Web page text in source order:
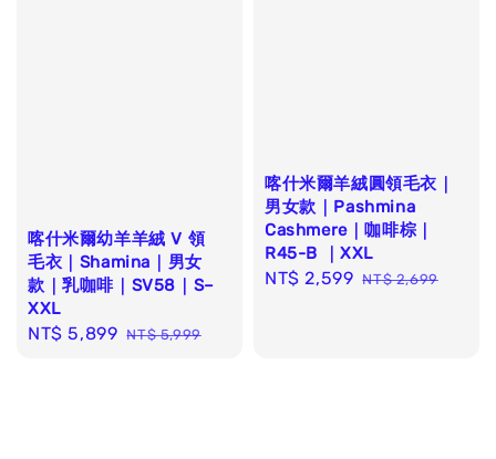
喀什米爾幼羊羊絨 V 領
毛衣｜Shamina｜男女
款｜乳咖啡｜SV58｜S–
XXL
Sale
NT$ 5,899 Regular
NT$ 5,999
喀什米爾羊絨圓領毛衣｜
男女款｜Pashmina
Cashmere｜咖啡棕｜
R45-B ｜XXL
Sale
NT$ 2,599 Regular
NT$ 2,699